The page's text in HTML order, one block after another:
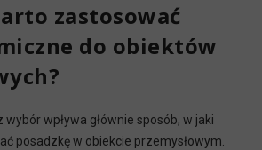
zastosować
do obiektów
wpływa głównie sposób, w jaki
posadzkę w obiekcie przemysłowym.